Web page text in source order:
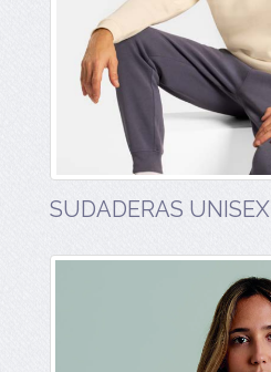
SUDADERAS UNISEX